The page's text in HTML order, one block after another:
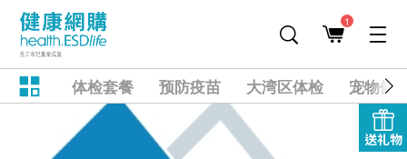
1
体检套餐 预防疫苗 大湾区体检 宠物健
送礼物